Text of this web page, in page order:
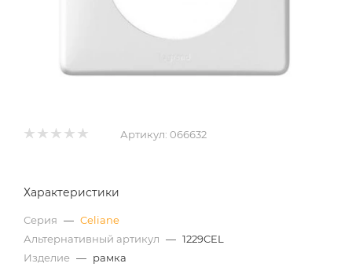
Артикул: 066632
Характеристики
Серия — Celiane
Альтернативный артикул — 1229CEL
Изделие — рамка